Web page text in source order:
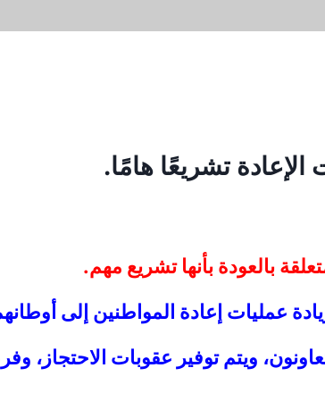
تشريعًا هامًا.
بالعودة بأنها تشريع مهم.
عمليات إعادة المواطنين إلى
ويتم توفير عقوبات الاحتجاز،